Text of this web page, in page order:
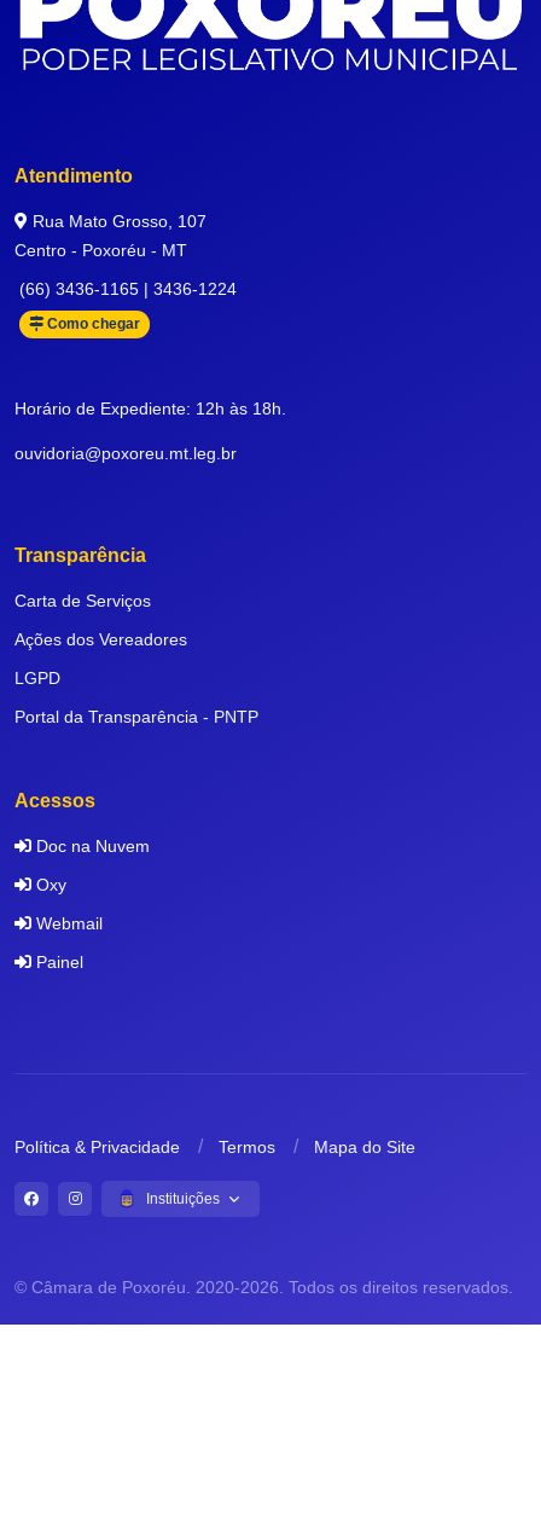
Atendimento
Rua Mato Grosso, 107
Centro - Poxoréu - MT
(66) 3436-1165 | 3436-1224
Como chegar
Horário de Expediente: 12h às 18h.
ouvidoria@poxoreu.mt.leg.br
Transparência
Carta de Serviços
Ações dos Vereadores
LGPD
Portal da Transparência - PNTP
Acessos
Doc na Nuvem
Oxy
Webmail
Painel
Política & Privacidade Termos Mapa do Site
Instituições
© Câmara de Poxoréu. 2020-2026. Todos os direitos reservados.